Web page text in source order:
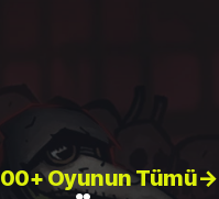
Oyunun Tümü→